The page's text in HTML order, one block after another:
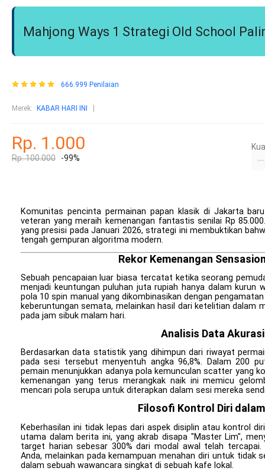
Mahjong Ways 1 Strategi Old School
666.999 Penilaian
Merek: KABAR HARI INI
Rp. 1.000
Rp. 100.000 -99%
Komunitas pencinta permainan papan klasik di Jakarta
veteran yang meraih kemenangan fantastis senilai Rp
yang presisi pada Januari 2026, strategi ini membuktikan
tengah gempuran algoritma modern.
Rekor Kemenangan
Sebuah pencapaian luar biasa tercatat ketika seorang
menjadi keuntungan puluhan juta rupiah hanya dalam kurun
pola 10 spin manual yang dikombinasikan dengan
keberuntungan semata, melainkan hasil dari ketelitian dalam
pada jam sibuk malam hari.
Analisis Data
Berdasarkan data statistik yang dihimpun dari riwayat
pada sesi tersebut menyentuh angka 96,8%. Dalam 200
pemain menunjukkan adanya pola kemunculan scatter yang
kemenangan yang terus merangkak naik ini memicu
mencari pola serupa untuk diterapkan dalam sesi mereka
Filosofi Kontrol Diri
Keberhasilan ini tidak lepas dari aspek disiplin atau kontrol
utama dalam berita ini, yang akrab disapa "Master Lim",
target harian sebesar 300% dari modal awal telah
Anda, melainkan pada kemampuan menahan diri untuk tidak
dalam sebuah wawancara singkat di sebuah kafe lokal.